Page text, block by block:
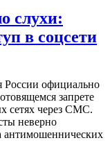
слухи:
в соцсети
России официально
запрете
сетях через СМС.
неверно
антимошеннических